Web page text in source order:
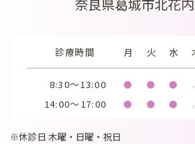
奈良県葛城市北花
診療時間 月 火 水
8:30～13:00 ● ● ●
14:00～17:00 ● ● ●
※休診日 木曜・日曜・祝日